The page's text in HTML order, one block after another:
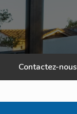
Contactez-nous